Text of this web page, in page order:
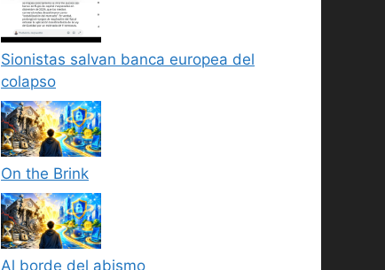
Sionistas salvan banca europea del
colapso
On the Brink
Al borde del abismo